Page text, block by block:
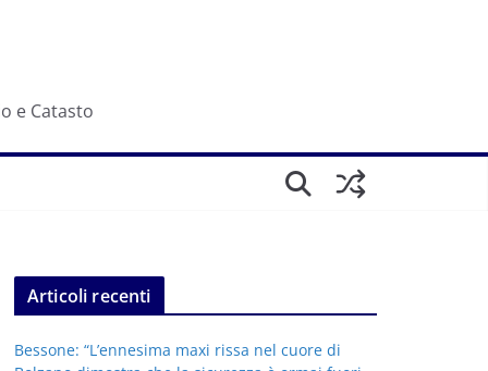
e Catasto
Articoli recenti
Bessone: “L’ennesima maxi rissa nel cuore di